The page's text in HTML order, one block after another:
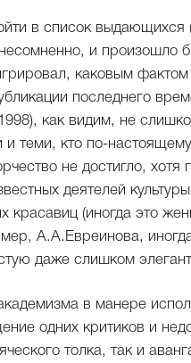
в список выдающихся
и произошло
каковым
последнего
как видим, не
теми, кто по-
не достигло,
деятелей
красавиц (иногда это
А.А.Евреинова,
даже слишком
в манере
одних критиков и
толка, так и